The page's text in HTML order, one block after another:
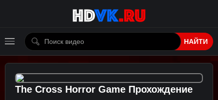
НАЙТИ
The Cross Horror Game Прохождение